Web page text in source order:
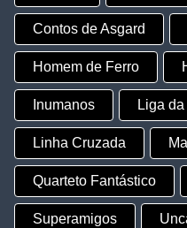
Contos de Asgard
Homem de Ferro
Inumanos Liga
Linha Cruzada
Quarteto Fantástico
Superamigos